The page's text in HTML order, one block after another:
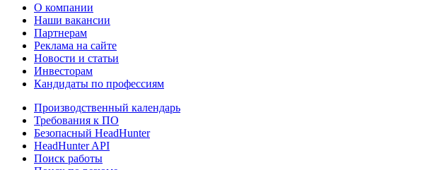
О компании
Наши вакансии
Партнерам
Реклама на сайте
Новости и статьи
Инвесторам
Кандидаты по профессиям
Производственный календарь
Требования к ПО
Безопасный HeadHunter
HeadHunter API
Поиск работы